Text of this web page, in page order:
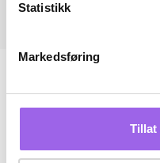
Statistikk
Markedsføring
Tillat